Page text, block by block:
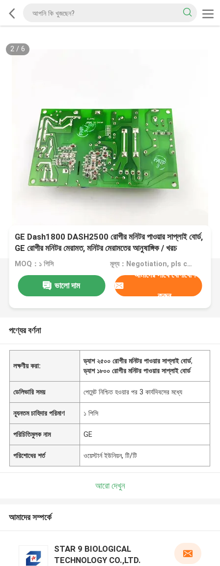
2/ 6
GE Dash1800 DASH2500 রোগীর মনিটর পাওয়ার সাপ্লাই বোর্ড,
GE রোগীর মনিটর মেরামত, মনিটর মেরামতের আনুষাঙ্গিক / খরচ
MOQ：১ পিসি মূল্য：Negotiation, pls contact me
ভালো দাম
আমাদের সাথে যোগাযোগ
করুন
পণ্যের বর্ণনা
লক্ষণীয় করা:
ড্যাশ ২৫০০ রোগীর মনিটর পাওয়ার সাপ্লাই বোর্ড,
ড্যাশ ১৮০০ রোগীর মনিটর পাওয়ার সাপ্লাই বোর্ড
ডেলিভারি সময় পেমেন্ট নিশ্চিত হওয়ার পর 3 কার্যদিবসের মধ্যে
ন্যূনতম চাহিদার পরিমাণ ১ পিসি
পরিচিতিমুলক নাম GE
পরিশোধের শর্ত ওয়েস্টার্ন ইউনিয়ন, টি/টি
আরো দেখুন
আমাদের সম্পর্কে
STAR 9 BIOLOGICAL
TECHNOLOGY CO.,LTD.